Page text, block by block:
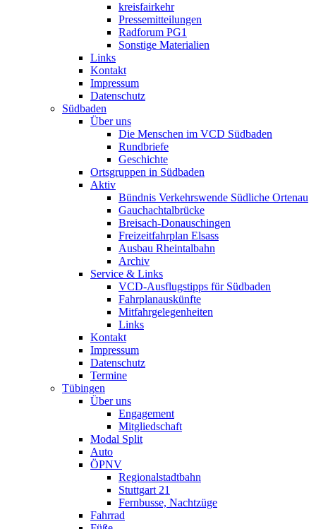
kreisfairkehr
Pressemitteilungen
Radforum PG1
Sonstige Materialien
Links
Kontakt
Impressum
Datenschutz
Südbaden
Über uns
Die Menschen im VCD Südbaden
Rundbriefe
Geschichte
Ortsgruppen in Südbaden
Aktiv
Bündnis Verkehrswende Südliche Ortenau
Gauchachtalbrücke
Breisach-Donauschingen
Freizeitfahrplan Elsass
Ausbau Rheintalbahn
Archiv
Service & Links
VCD-Ausflugstipps für Südbaden
Fahrplanauskünfte
Mitfahrgelegenheiten
Links
Kontakt
Impressum
Datenschutz
Termine
Tübingen
Über uns
Engagement
Mitgliedschaft
Modal Split
Auto
ÖPNV
Regionalstadtbahn
Stuttgart 21
Fernbusse, Nachtzüge
Fahrrad